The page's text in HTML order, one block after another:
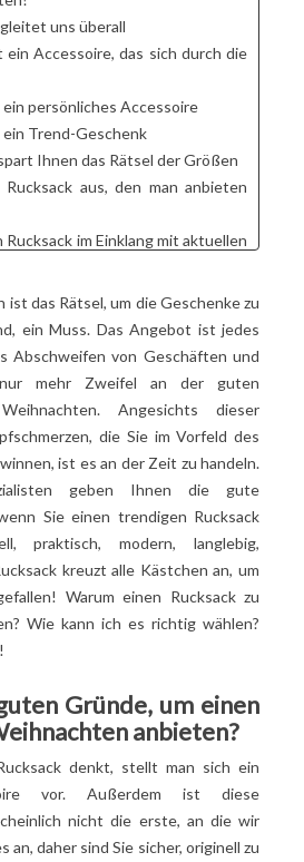
uns überall
ein Accessoire, das sich durch die
persönliches Accessoire
Trend-Geschenk
Ihnen das Rätsel der Größen
aus, den man anbieten
Rucksack im Einklang mit aktuellen
bedarfsgerechten Rucksack
bequemen Rucksack mit einem
Verhältnis
ist das Rätsel, um die Geschenke zu
ein Muss. Das Angebot ist jedes
Abschweifen von Geschäften und
mehr Zweifel an der guten
Angesichts dieser
die Sie im Vorfeld des
ist es an der Zeit zu handeln.
geben Ihnen die gute
Sie einen trendigen Rucksack
praktisch, modern, langlebig,
kreuzt alle Kästchen an, um
Warum einen Rucksack zu
Wie kann ich es richtig wählen?
Gründe, um einen
anbieten?
denkt, stellt man sich ein
vor. Außerdem ist diese
nicht die erste, an die wir
an, daher sind Sie sicher, originell zu